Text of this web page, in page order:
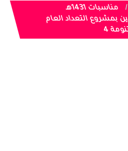
مناسبات 1431هـ
بمشروع التعداد العام
4